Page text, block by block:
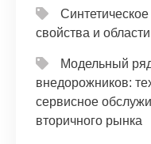
свойства и
Модельный
внедорожников:
сервисное
вторичного рынка